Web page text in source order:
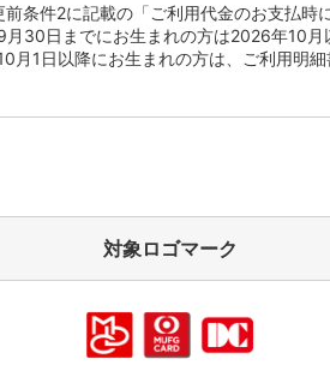
前条件2に記載の「ご利用代金のお支払時
30日までにお生まれの方は2026年10月
月1日以降にお生まれの方は、ご利用明
対象ロゴマーク